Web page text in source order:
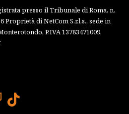
presso il Tribunale di Roma, n.
Proprietà di NetCom S.r.l.s., sede in
P.IVA 13783471009,